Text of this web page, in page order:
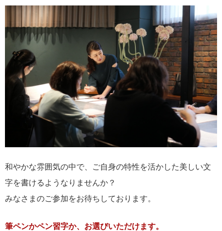
和やかな雰囲気の中で、ご自身の特性を活かした美しい文
字を書けるようなりませんか？
みなさまのご参加をお待ちしております。
筆ペンかペン習字か、お選びいただけます。